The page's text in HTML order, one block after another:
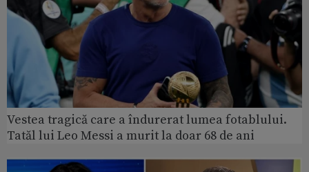
Vestea tragică care a îndurerat lumea fotablului.
Tatăl lui Leo Messi a murit la doar 68 de ani